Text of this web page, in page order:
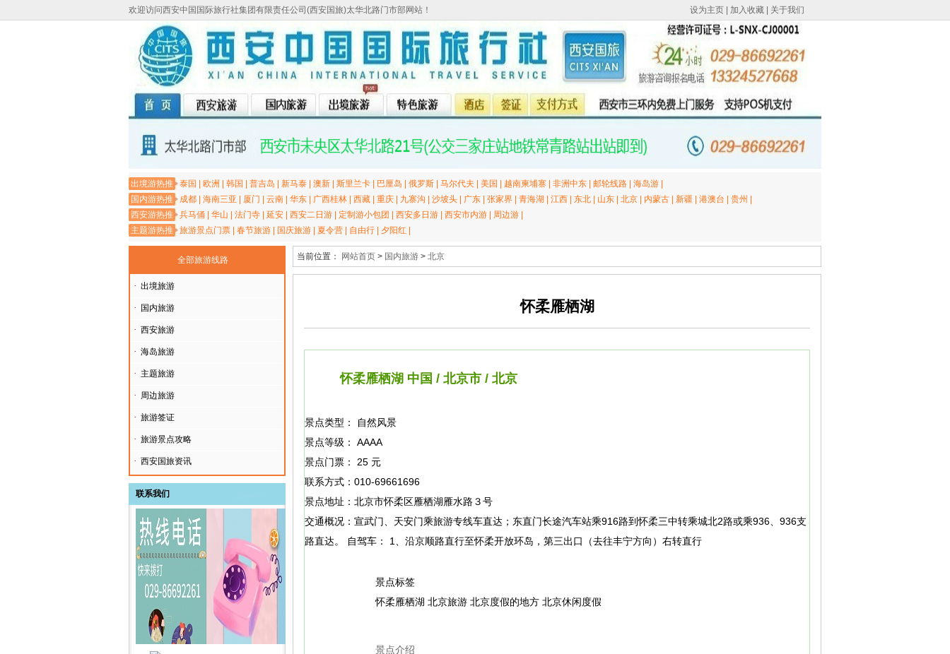
欢迎访问西安中国国际旅行社集团有限责任公司(西安国旅)太华北路门市部网站！ 设为主页 加入收藏 关于我们
出境游热推泰国 欧洲 韩国 普吉岛 新马泰 澳新 斯里兰卡 巴厘岛 俄罗斯 马尔代夫 美国 越南柬埔寨 非洲中东 邮轮线路 海岛游
国内游热推 成都 海南三亚 厦门 云南 华东 广西桂林 西藏 重庆 九寨沟 沙坡头 广东 张家界 青海湖 江西 东北 山东 北京 内蒙古 新疆 港澳台 贵州
西安游热推兵马俑 华山 法门寺 延安 西安二日游 定制游小包团 西安多日游 西安市内游 周边游
主题游热推旅游景点门票 春节旅游 国庆旅游 夏令营 自由行 夕阳红
全部旅游线路
· 出境旅游
· 国内旅游
· 西安旅游
· 海岛旅游
· 主题旅游
· 周边旅游
· 旅游签证
· 旅游景点攻略
· 西安国旅资讯
联系我们
当前位置： 网站首页 > 国内旅游 > 北京
怀柔雁栖湖
怀柔雁栖湖 中国 / 北京市 / 北京
景点类型：
自然风景
景点等级：
AAAA
景点门票：
25 元
联系方式： 010-69661696
景点地址： 北京市怀柔区雁栖湖雁水路３号
交通概况： 宣武门、天安门乘旅游专线车直达；东直门长途汽车站乘916路到怀柔三中转乘城北2路或乘936、936支
路直达。 自驾车： 1、沿京顺路直行至怀柔开放环岛，第三出口（去往丰宁方向）右转直行
景点标签
怀柔雁栖湖 北京旅游 北京度假的地方 北京休闲度假
景点介绍